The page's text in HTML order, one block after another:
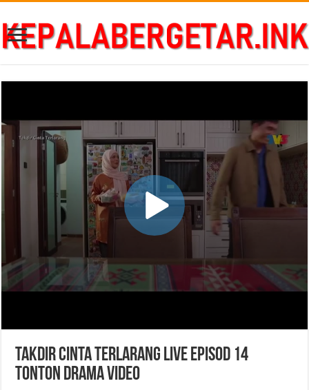
Takdir Cinta Terlarang Live Episod 14
Tonton Drama Video